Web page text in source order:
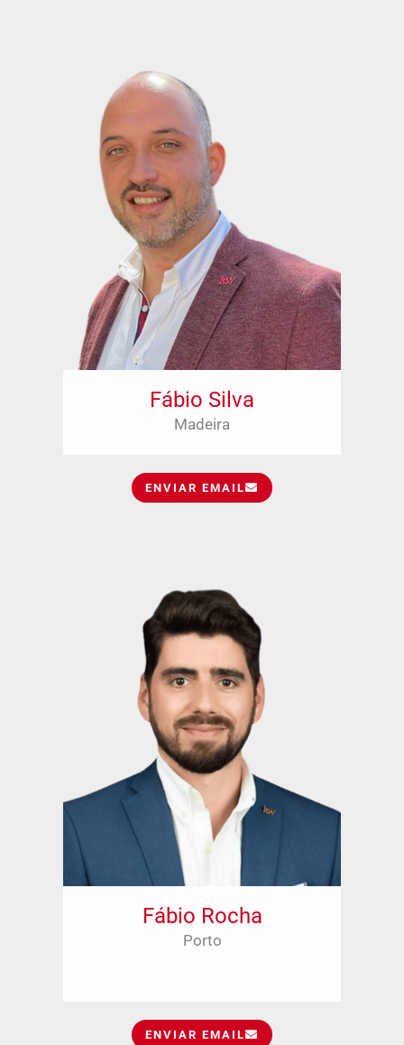
Fábio Silva
Madeira
ENVIAR EMAIL
Fábio Rocha
Porto
ENVIAR EMAIL